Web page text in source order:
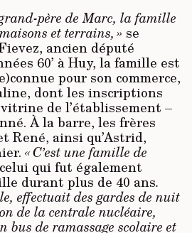
père de Marc, la famille
et terrains, » se
ancien député
60’ à Huy, la famille est
pour son commerce,
dont les inscriptions
de l’établissement –
À la barre, les frères
René, ainsi qu’Astrid,
« C’est une famille de
qui fut également
durant plus de 40 ans.
effectuait des gardes de nuit
de la centrale nucléaire,
bus de ramassage scolaire et